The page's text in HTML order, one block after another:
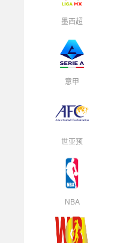
墨西超
意甲
世亚预
NBA